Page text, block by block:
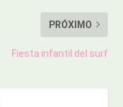
PRÓXIMO
Fiesta infantil del surf